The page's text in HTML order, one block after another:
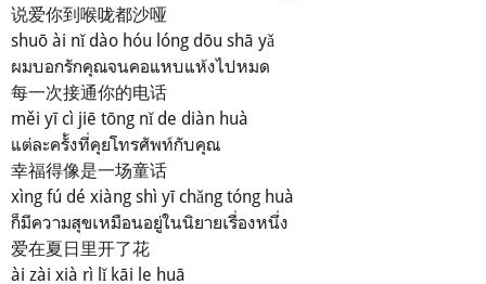
说爱你到喉咙都沙哑
shuō ài nǐ dào hóu lóng dōu shā yǎ
ผมบอกรักคุณจนคอแหบแห้งไปหมด
每一次接通你的电话
měi yī cì jiē tōng nǐ de diàn huà
แต่ละครั้งที่คุยโทรศัพท์กับคุณ
幸福得像是一场童话
xìng fú dé xiàng shì yī chǎng tóng huà
ก็มีความสุขเหมือนอยู่ในนิยายเรื่องหนึ่ง
爱在夏日里开了花
ài zài xià rì lǐ kāi le huā